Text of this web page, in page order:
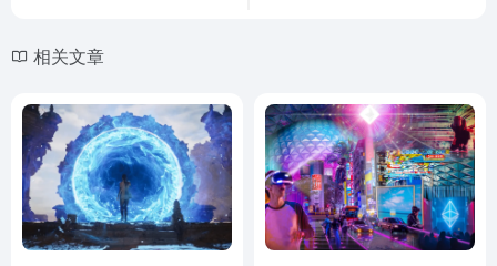
相关文章